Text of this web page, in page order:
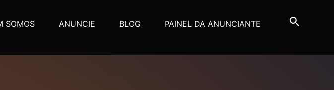
SOMOS ANUNCIE BLOG PAINEL DA ANUNCIANTE